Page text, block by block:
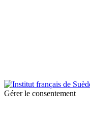
Gérer le consentement